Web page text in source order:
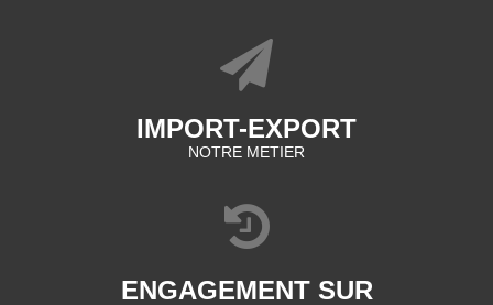
IMPORT-EXPORT
NOTRE METIER
ENGAGEMENT SUR